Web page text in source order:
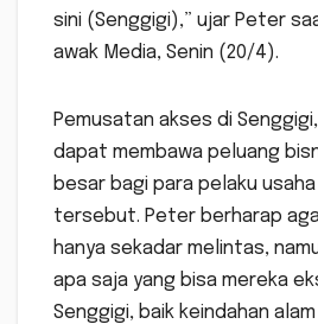
sini (Senggigi),” ujar Peter
awak Media, Senin (20/4).
Pemusatan akses di
dapat membawa peluang
besar bagi para pelaku
tersebut. Peter berharap
hanya sekadar melintas,
apa saja yang bisa mereka
Senggigi, baik keindahan